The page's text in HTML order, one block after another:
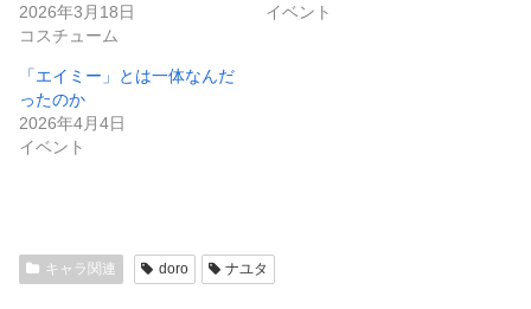
2026年3月18日
コスチューム
イベント
「エイミー」とは一体なんだ
ったのか
2026年4月4日
イベント
キャラ関連 doro ナユタ